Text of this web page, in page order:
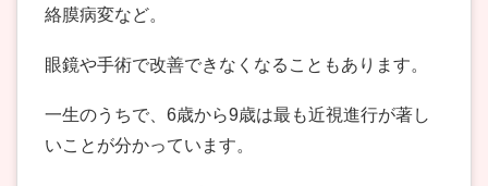
絡膜病変など。
眼鏡や手術で改善できなくなることもあります。
一生のうちで、6歳から9歳は最も近視進行が著し
いことが分かっています。